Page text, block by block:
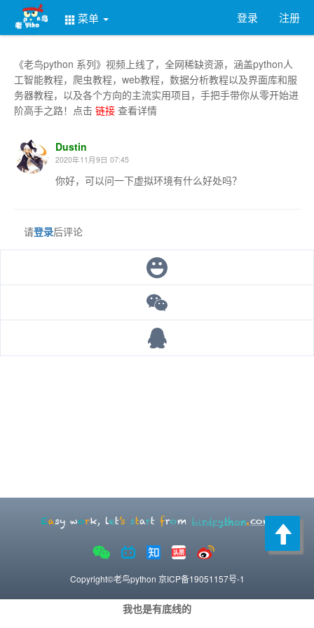
菜单 登录 注册
《老鸟python 系列》视频上线了，全网稀缺资源，涵盖python人
工智能教程，爬虫教程，web教程，数据分析教程以及界面库和服
务器教程，以及各个方向的主流实用项目，手把手带你从零开始进
阶高手之路！点击 链接 查看详情
Dustin
2020年11月9日 07:45
你好，可以问一下虚拟环境有什么好处吗？
请登录后评论
Copyright©老鸟python 京ICP备19051157号-1
我也是有底线的